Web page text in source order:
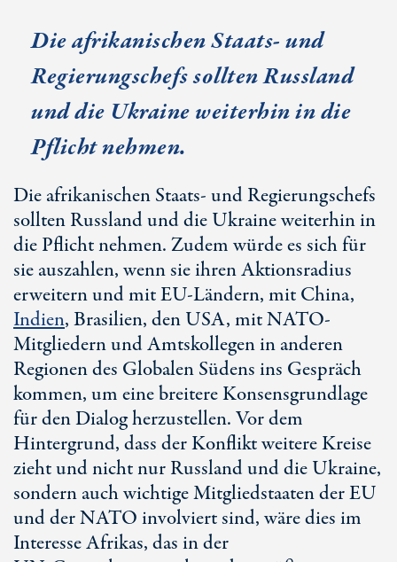
Die afrikanischen Staats- und
Regierungschefs sollten Russland
und die Ukraine weiterhin in die
Pflicht nehmen.
Die afrikanischen Staats- und Regierungschefs
sollten Russland und die Ukraine weiterhin in
die Pflicht nehmen. Zudem würde es sich für
sie auszahlen, wenn sie ihren Aktionsradius
erweitern und mitEU-Ländern, mit China,
Indien, Brasilien, den USA, mit NATO-
Mitgliedern und Amtskollegen in anderen
Regionen des Globalen Südens ins Gespräch
kommen, um eine breitere Konsensgrundlage
für den Dialog herzustellen. Vor dem
Hintergrund, dass der Konflikt weitere Kreise
zieht und nicht nur Russland und die Ukraine,
sondern auch wichtige Mitgliedstaaten der EU
und der NATO involviert sind, wäre dies im
Interesse Afrikas, das in der